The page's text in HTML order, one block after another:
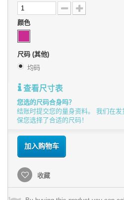
颜色
尺码 (其他)
均码
查看尺寸表
您选的尺码合身吗？
结账时提交您的量身资料。 我们在
保您选择了合适的尺码！
加入购物车
收藏